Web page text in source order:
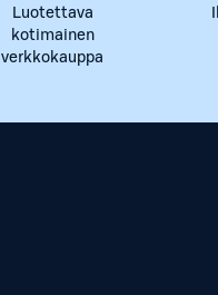
Luotettava
kotimainen
verkkokauppa